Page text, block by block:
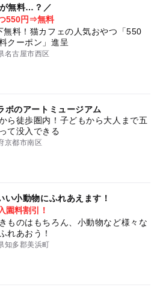
無料…？／
550円⇒無料
無料！猫カフェの人気おやつ「550
クーポン」進呈
名古屋市西区
ボのアートミュージアム
ら徒歩圏内！子どもから大人まで五
て没入できる
京都市南区
小動物にふれあえます！
園料割引！
ものはもちろん、小動物など様々な
れあおう！
知多郡美浜町